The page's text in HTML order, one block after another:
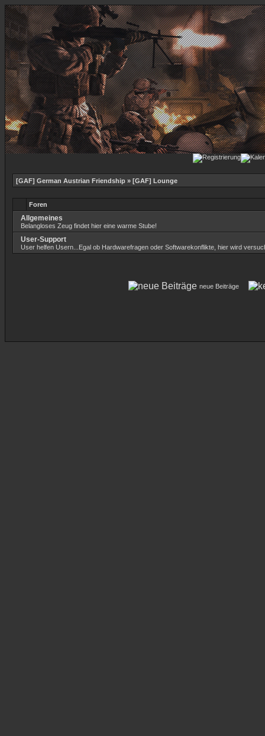
[GAF] German Austrian Friendship » [GAF] Lounge
Foren
Allgemeines
Belangloses Zeug findet hier eine warme Stube!
User-Support
User helfen Usern...Egal ob Hardwarefragen oder Softwarekonflikte, hier wird
neue Beiträge